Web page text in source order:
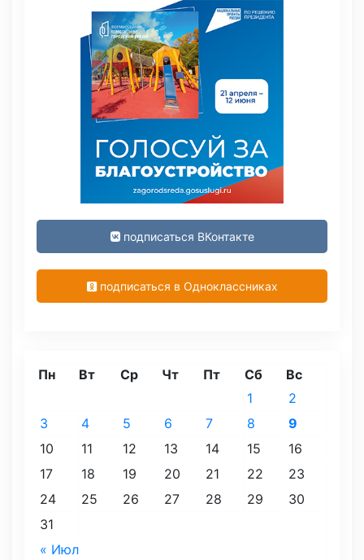
подписаться ВКонтакте
подписаться в Одноклассниках
Пн Вт Ср Чт Пт Сб Вс
« Июл
1
2
3
4 5 6 7 8
9
10
11 12 13 14 15
16
17
18 19 20 21 22
23
24
25 26 27 28 29
30
31